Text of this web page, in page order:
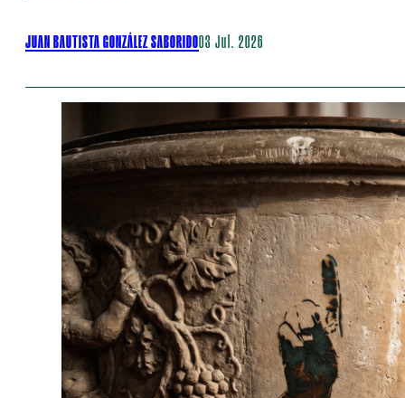
JUAN BAUTISTA GONZÁLEZ SABORIDO03 Jul. 2026